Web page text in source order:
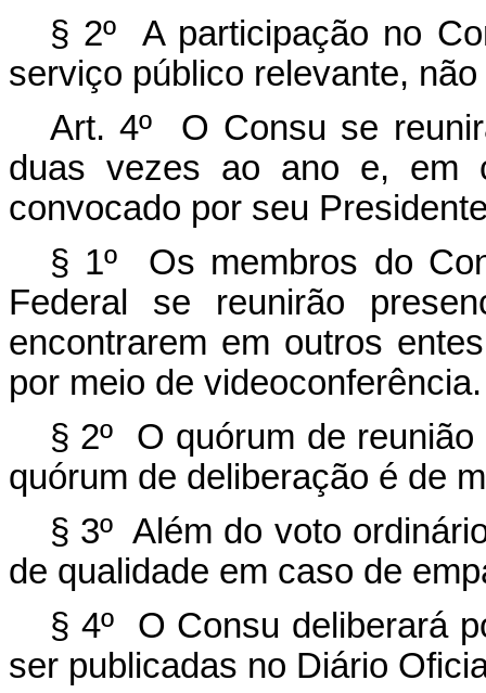
§ 2º A participação no
serviço público relevante,
Art. 4º O Consu se
duas vezes ao ano e, em
convocado por seu
§ 1º Os membros do
Federal se reunirão
encontrarem em outros
por meio de videoconferência.
§ 2º O quórum de
quórum de deliberação é de
§ 3º Além do voto
de qualidade em caso de
§ 4º O Consu deliberará
ser publicadas no Diário